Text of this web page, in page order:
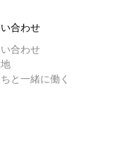
合わせ
合わせ
と一緒に働く